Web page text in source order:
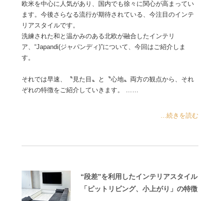
欧米を中心に人気があり、国内でも徐々に関心が高まってい
ます。今後さらなる流行が期待されている、今注目のインテ
リアスタイルです。
洗練された和と温かみのある北欧が融合したインテリ
ア、“Japandi(ジャパンディ)”について、今回はご紹介しま
す。
それでは早速、〝見た目〟と〝心地〟両方の観点から、それ
ぞれの特徴をご紹介していきます。 ……
...続きを読む
“段差”を利用したインテリアスタイル
「ピットリビング、小上がり」の特徴